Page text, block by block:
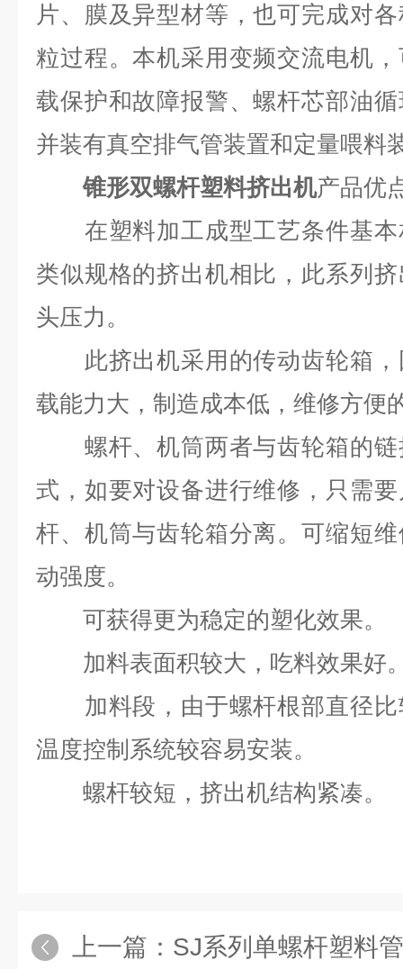
片、膜及异型材等，也可完成对
粒过程。本机采用变频交流电机
载保护和故障报警、螺杆芯部油
并装有真空排气管装置和定量喂料
锥形双螺杆塑料挤出机产品优
在塑料加工成型工艺条件基本
类似规格的挤出机相比，此系列
头压力。
此挤出机采用的传动齿轮箱，
载能力大，制造成本低，维修方便
螺杆、机筒两者与齿轮箱的链
式，如要对设备进行维修，只需
杆、机筒与齿轮箱分离。可缩短
动强度。
可获得更为稳定的塑化效果。
加料表面积较大，吃料效果好
加料段，由于螺杆根部直径比
温度控制系统较容易安装。
螺杆较短，挤出机结构紧凑。
上一篇： SJ系列单螺杆塑料